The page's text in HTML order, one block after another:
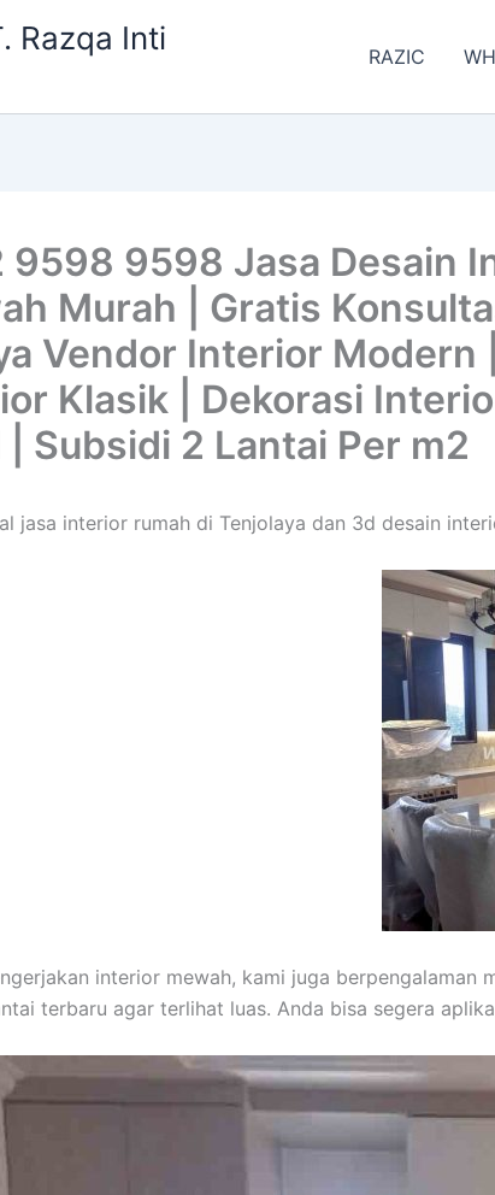
Razqa Inti
RAZIC
9598 9598 Jasa Desain
Murah | Gratis
Vendor Interior
Klasik | Dekorasi
| Subsidi 2 Lantai Per m2
jasa interior rumah di Tenjolaya dan 3d desain
interior mewah, kami juga
terbaru agar terlihat luas. Anda bisa segera